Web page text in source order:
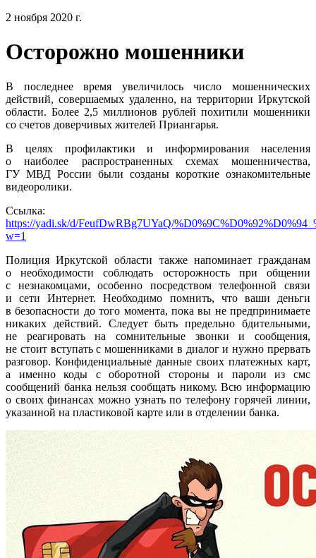
2 ноября 2020 г.
Осторожно мошенники
В последнее время увеличилось число мошеннических
действий, совершаемых удаленно, на территории Иркутской
области. Более 2,5 миллионов рублей похитили мошенники
со счетов доверчивых жителей Приангарья.
В целях профилактики и информирования населения
о наиболее распространенных схемах мошенничества,
ГУ МВД России были созданы короткие ознакомительные
видеоролики.
Ссылка:
https://yadi.sk/d/FeufDwRBg7UYaQ/
w=1
Полиция Иркутской области также напоминает гражданам
о необходимости соблюдать осторожность при общении
с незнакомцами, особенно посредством телефонной связи
и сети Интернет. Необходимо помнить, что ваши деньги
в безопасности до того момента, пока вы не предпринимаете
никаких действий. Следует быть предельно бдительными,
не реагировать на сомнительные звонки и сообщения,
не стоит вступать с мошенниками в диалог и нужно прервать
разговор. Конфиденциальные данные своих платежных карт,
а именно коды с оборотной стороны и пароли из смс
сообщений банка нельзя сообщать никому. Всю информацию
о своих финансах можно узнать по телефону горячей линии,
указанной на пластиковой карте или в отделении банка.